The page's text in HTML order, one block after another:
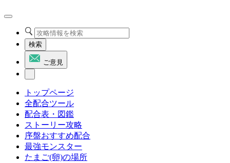
検索
ご意見
トップページ
全配合ツール
配合表・図鑑
ストーリー攻略
序盤おすすめ配合
最強モンスター
たまご(卵)の場所